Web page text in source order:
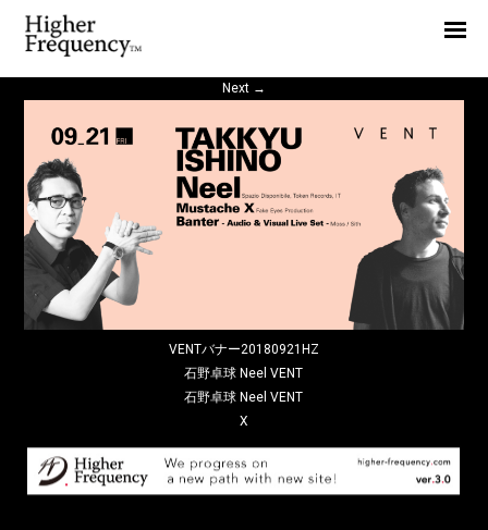
Next →
VENTバナー20180921HZ
石野卓球 Neel VENT
石野卓球 Neel VENT
X
News
Interview
Highlight
Report